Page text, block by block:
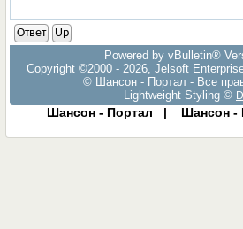
Ответ
Up
Powered by vBulletin®
Copyright ©2000 - 2026, Jelsoft
© Шансон - Портал - Все
Lightweight Styling ©
Шансон - Портал | Шансон -